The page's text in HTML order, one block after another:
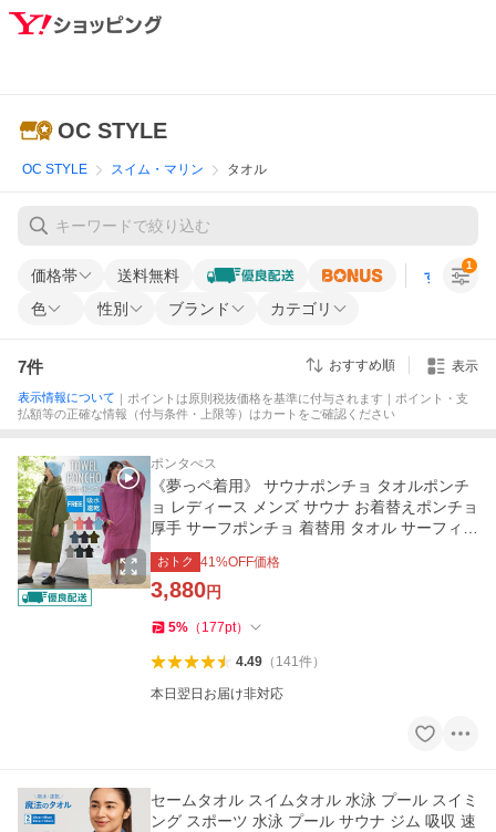
OC STYLE
OC STYLE スイム・マリン タオル
価格帯 送料無料 すべての条
色 性別 ブランド カテゴリ
1
7件 おすすめ順 表示
表示情報について ｜ポイントは原則税抜価格を基準に付与されます｜ポイント・支
払額等の正確な情報（付与条件・上限等）はカートをご確認ください
ポンタぺス
《夢っペ着用》 サウナポンチョ タオルポンチ
ョ レディース メンズ サウナ お着替えポンチョ
厚手 サーフポンチョ 着替用 タオル サーフィン
プール PPON-520
おトク 41%OFF価格
3,880円
5% （ 177pt）
4.49（ 141件）
本日翌日お届け非対応
セームタオル スイムタオル 水泳 プール スイミ
ング スポーツ 水泳 プール サウナ ジム 吸収 速